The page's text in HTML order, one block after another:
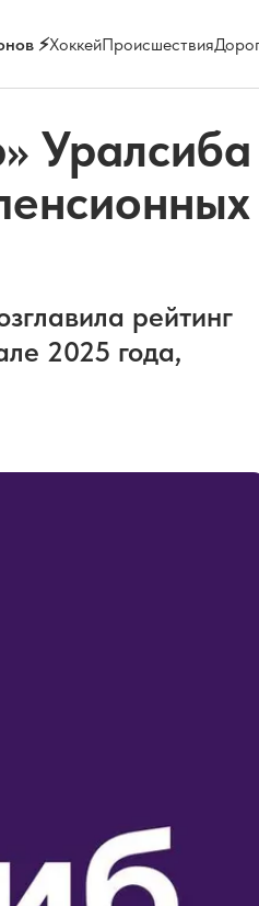
⚡ХоккейПроисшествия
Уралсиба
рейтинг
2025 года,